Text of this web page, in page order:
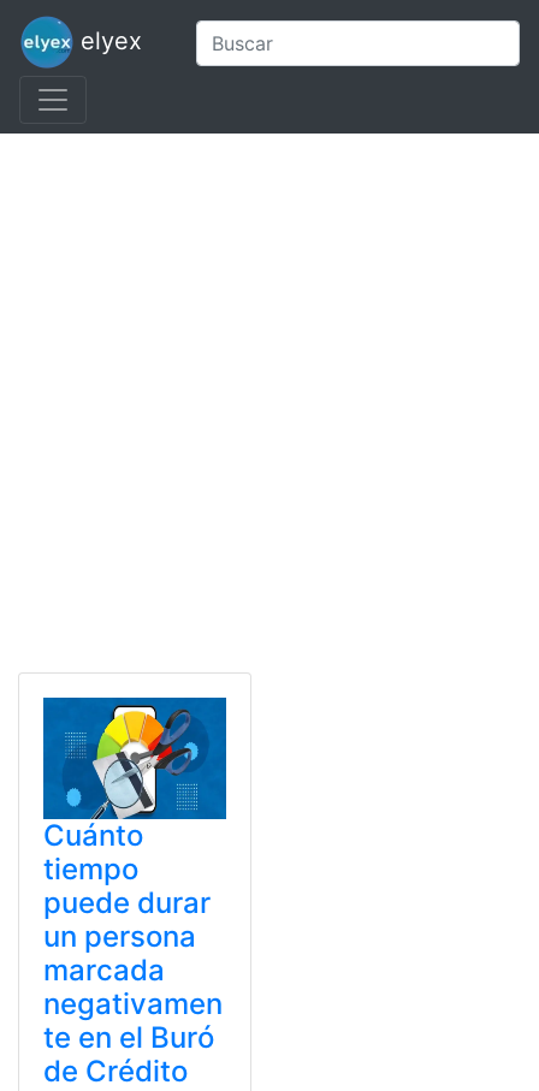
elyex
Cuánto
tiempo
puede durar
un persona
marcada
negativamen
te en el Buró
de Crédito